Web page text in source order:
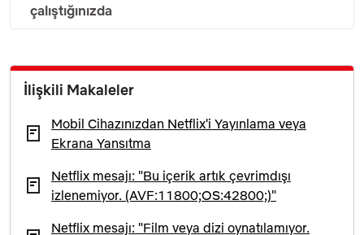
çalıştığınızda
İlişkili Makaleler
Mobil Cihazınızdan Netflix'i Yayınlama veya
Ekrana Yansıtma
Netflix mesajı: "Bu içerik artık çevrimdışı
izlenemiyor. (AVF:11800;OS:42800;)"
Netflix mesajı: "Film veya dizi oynatılamıyor.